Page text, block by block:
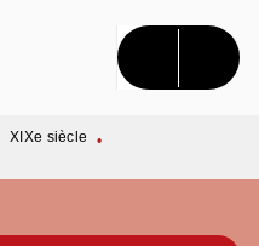
CONTENU
XIXe siècle
•